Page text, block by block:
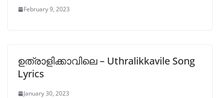
February 9, 2023
ഉത്രാളിക്കാവിലെ – Uthralikkavile Song
Lyrics
January 30, 2023